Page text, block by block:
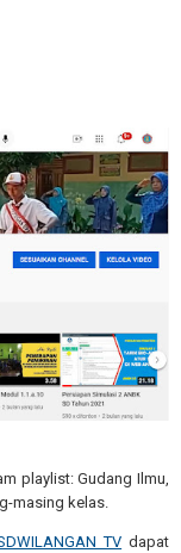
playlist: Gudang Ilmu,
masing kelas.
TV dapat